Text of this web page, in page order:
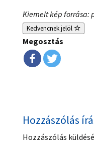
Kiemelt kép forrása:
Kedvencnek jelöl
Megosztás
Hozzászólás
Hozzászólás